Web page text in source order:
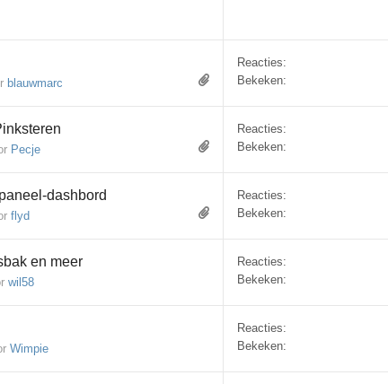
blauwmarc
Reacties:
Bekeken:
Pecje
Reacties:
Bekeken:
dashbord
flyd
Reacties:
Bekeken:
en meer
wil58
Reacties:
Bekeken:
Wimpie
Reacties:
Bekeken: